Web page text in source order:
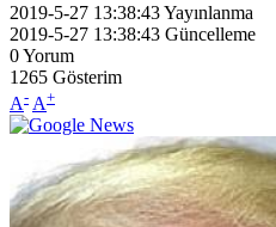
2019-5-27 13:38:43Yayınlanma
2019-5-27 13:38:43 Güncelleme
0Yorum
1265 Gösterim
A- A+